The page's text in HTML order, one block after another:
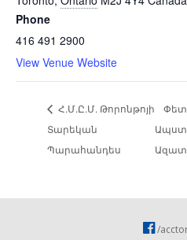
Phone
416 491 2900
View Venue Website
Հ.Մ.Ը.Մ. Թորոնթոյի
Տարեկան
Պարահանդես
/